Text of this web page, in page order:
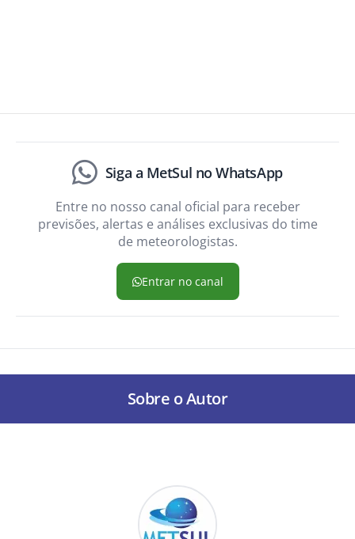
Siga a MetSul no WhatsApp
Entre no nosso canal oficial para receber
previsões, alertas e análises exclusivas do time
de meteorologistas.
Entrar no canal
Sobre o Autor